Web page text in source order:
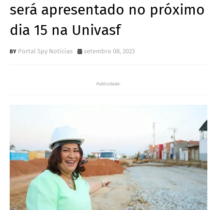
será apresentado no próximo
dia 15 na Univasf
Portal Spy Notícias setembro 08, 2023
Publicidade: